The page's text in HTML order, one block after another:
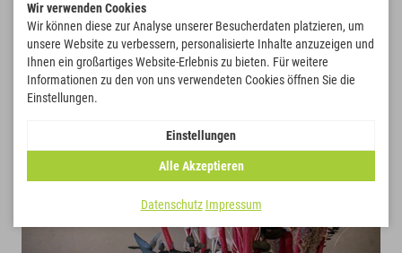
Startseite Deko Florales
Zurück zur Artikelübersicht
Wir verwenden Cookies
Wir können diese zur Analyse unserer Besucherdaten platzieren, um
unsere Website zu verbessern, personalisierte Inhalte anzuzeigen und
Ihnen ein großartiges Website-Erlebnis zu bieten. Für weitere
Informationen zu den von uns verwendeten Cookies öffnen Sie die
Einstellungen.
Einstellungen
Alle Akzeptieren
Datenschutz Impressum